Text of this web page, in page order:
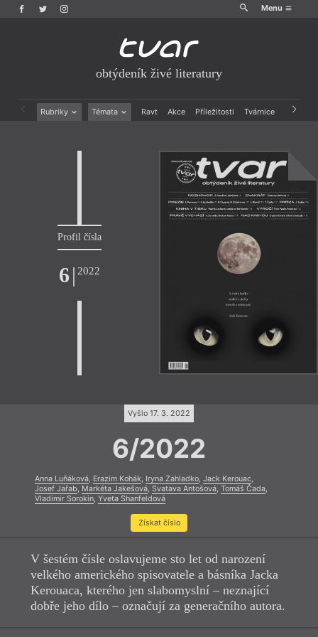
Menu
obtýdeník živé literatury
Rubriky Témata Ravt Akce Příležitosti Tvárnice Archiv
Výroční ceny
Profil čísla
6| 2022
Vyšlo 17. 3. 2022
6/2022
Anna Luňáková, Erazim Kohák, Iryna Zahladko, Jack Kerouac,
Josef Jařab, Markéta Jakešová, Svatava Antošová, Tomáš Čada,
Vladimir Sorokin, Yveta Shanfeldová
Získat číslo
V šestém čísle oslavujeme sto let od narození
velkého amerického spisovatele a básníka Jacka
Kerouaca, kterého jen slabomyslní – neznající
dobře jeho dílo – označují za generačního autora.